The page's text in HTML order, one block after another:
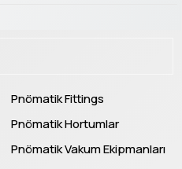
Pnömatik Fittings
Pnömatik Hortumlar
Pnömatik Vakum Ekipmanları